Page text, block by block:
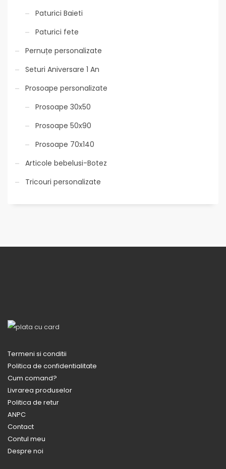
Paturici Baieti
Paturici fete
Pernuțe personalizate
Seturi Aniversare 1 An
Prosoape personalizate
Prosoape 30x50
Prosoape 50x90
Prosoape 70x140
Articole bebelusi-Botez
Tricouri personalizate
Termeni si conditii
Politica de confidentialitate
Cum comand?
Livrarea produselor
Politica de retur
ANPC
Contact
Contul meu
Despre noi